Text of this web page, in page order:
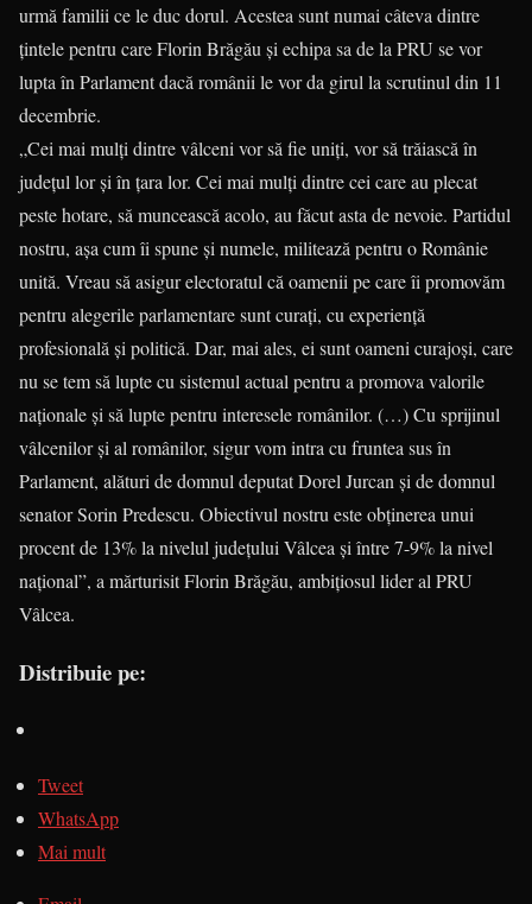
urmă familii ce le duc dorul. Acestea sunt numai câteva dintre
țintele pentru care Florin Brăgău și echipa sa de la PRU se vor
lupta în Parlament dacă românii le vor da girul la scrutinul din 11
decembrie.
„Cei mai mulți dintre vâlceni vor să fie uniți, vor să trăiască în
județul lor și în țara lor. Cei mai mulți dintre cei care au plecat
peste hotare, să muncească acolo, au făcut asta de nevoie. Partidul
nostru, așa cum îi spune și numele, militează pentru o Românie
unită. Vreau să asigur electoratul că oamenii pe care îi promovăm
pentru alegerile parlamentare sunt curați, cu experiență
profesională și politică. Dar, mai ales, ei sunt oameni curajoși, care
nu se tem să lupte cu sistemul actual pentru a promova valorile
naționale și să lupte pentru interesele românilor. (…) Cu sprijinul
vâlcenilor și al românilor, sigur vom intra cu fruntea sus în
Parlament, alături de domnul deputat Dorel Jurcan și de domnul
senator Sorin Predescu. Obiectivul nostru este obținerea unui
procent de 13% la nivelul județului Vâlcea și între 7-9% la nivel
național”, a mărturisit Florin Brăgău, ambițiosul lider al PRU
Vâlcea.
Distribuie pe:
Tweet
WhatsApp
Mai mult